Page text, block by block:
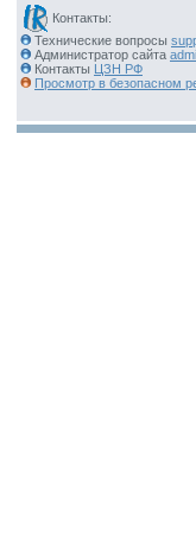
Контакты:
Технические вопросы
Администратор сайта
Контакты ЦЗН РФ
Просмотр в безопасном